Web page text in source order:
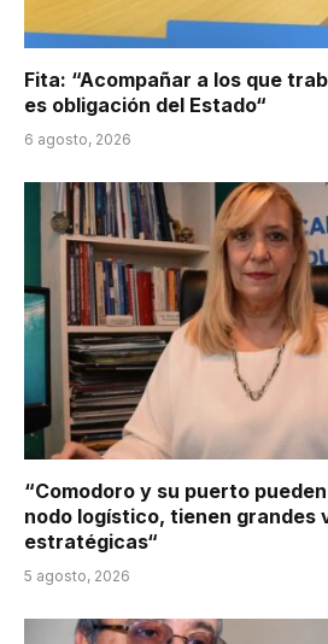
Fita: “Acompañar a los que
es obligación del Estado“
6 agosto, 2026
“Comodoro y su puerto
nodo logístico, tienen grandes
estratégicas“
5 agosto, 2026